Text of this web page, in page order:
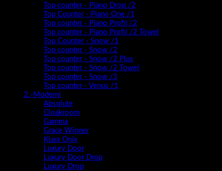
Top counter - Piano Drop /2
Top Counter - Piano One /1
Top counter - Piano Profil /2
Top counter - Piano Profil /2 Towel
Top Counter - Snow /1
Top counter - Snow /2
Top counter - Snow /2 Plus
Top counter - Snow /2 Towel
Top counter - Snow /3
Top counter - Venus /1
2.-Moderni
Absolute
Cloakroom
Gamma
Grace Winner
Kiara Onix
Luxury Door
Luxury Door Drop
Luxury Drop